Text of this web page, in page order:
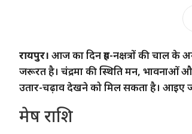
रायपुर। आज का दिन ग्रह-नक्षत्रों की चाल
जरूरत है। चंद्रमा की स्थिति मन, भावनाओं और
उतार-चढ़ाव देखने को मिल सकता है। आइए
मेष राशि